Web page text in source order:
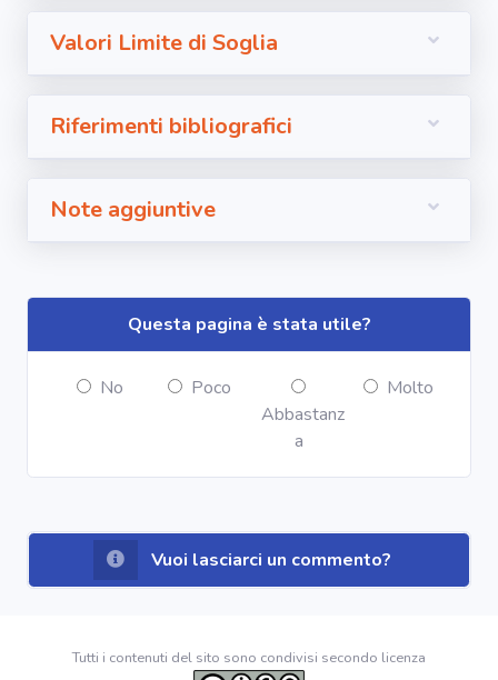
Valori Limite di Soglia
Riferimenti bibliografici
Note aggiuntive
Questa pagina è stata utile?
No
Poco
Abbastanz
a
Molto
Vuoi lasciarci un commento?
Tutti i contenuti del sito sono condivisi secondo licenza